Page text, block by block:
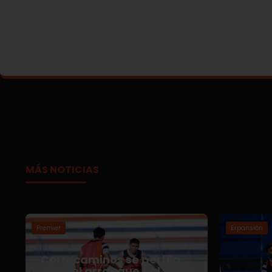
MÁS NOTICIAS
Premier
Correcaminos se perfila
Expansión